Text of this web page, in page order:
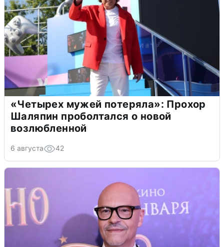
«Четырех мужей потеряла»: Прохор
Шаляпин проболтался о новой
возлюбленной
6 августа 42